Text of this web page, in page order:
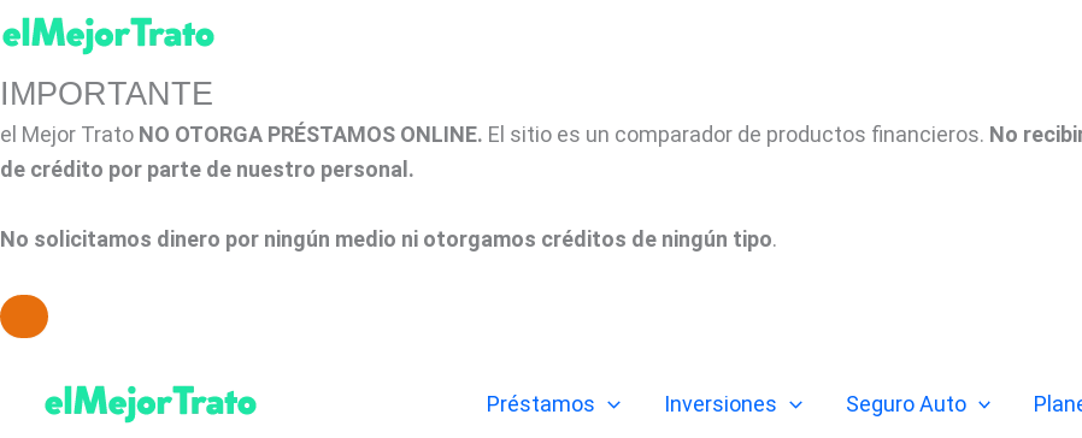
IMPORTANTE
el Mejor Trato NO OTORGA PRÉSTAMOS ONLINE. El sitio es un comparador de productos financieros. No
de crédito por parte de nuestro personal.
No solicitamos dinero por ningún medio ni otorgamos créditos de ningún tipo.
contenido
Préstamos Inversiones Seguro Auto